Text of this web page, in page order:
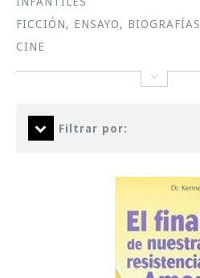
FICCIÓN, ENSAYO, BIOGRAFÍAS
CINE
Filtrar por: